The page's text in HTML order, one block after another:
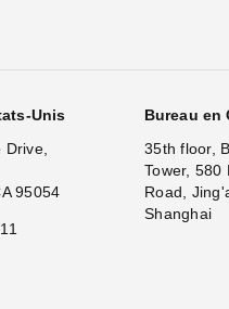
Unis
95054
Bureau en
35th floor,
Tower, 580
Road,
Shanghai